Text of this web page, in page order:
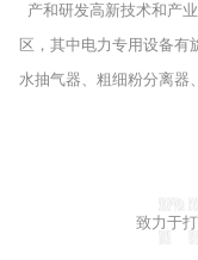
产和研发高新技术和产业
区，其中电力专用设备有
水抽气器、粗细粉分离器
致力于